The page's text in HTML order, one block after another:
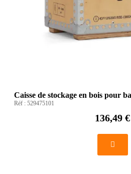
Caisse de stockage en bois pour
Réf : 529475101
136,49 €